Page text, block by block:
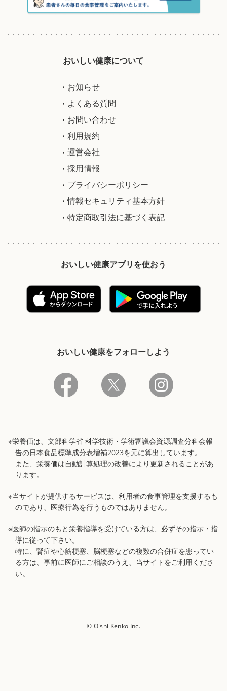
おいしい健康について
お知らせ
よくある質問
お問い合わせ
利用規約
運営会社
採用情報
プライバシーポリシー
情報セキュリティ基本方針
特定商取引法に基づく表記
おいしい健康アプリを使おう
おいしい健康をフォローしよう
※栄養価は、文部科学省 科学技術・学術審議会資源調査分科会報
告の日本食品標準成分表増補2023を元に算出しています。
また、栄養価は自動計算処理の改善により更新されることがあ
ります。
※当サイトが提供するサービスは、利用者の食事管理を支援するも
のであり、医療行為を行うものではありません。
※医師の指示のもと栄養指導を受けている方は、必ずその指示・指
導に従って下さい。
特に、腎症や心筋梗塞、脳梗塞などの複数の合併症を患ってい
る方は、事前に医師にご相談のうえ、当サイトをご利用くださ
い。
© Oishi Kenko Inc.